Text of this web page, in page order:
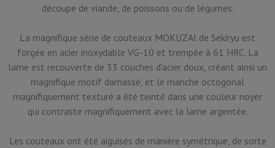
découpe de viande, de poissons ou de légumes.
La magnifique série de couteaux MOKUZAI de Sekiryu est
forgée en acier inoxydable VG-10 et trempée à 61 HRC. La
lame est recouverte de 33 couches d'acier doux, créant ainsi un
magnifique motif damassé, et le manche octogonal
magnifiquement texturé a été teinté dans une couleur noyer
qui contraste magnifiquement avec la lame argentée.
Les couteaux ont été aiguisés de manière symétrique, de sorte